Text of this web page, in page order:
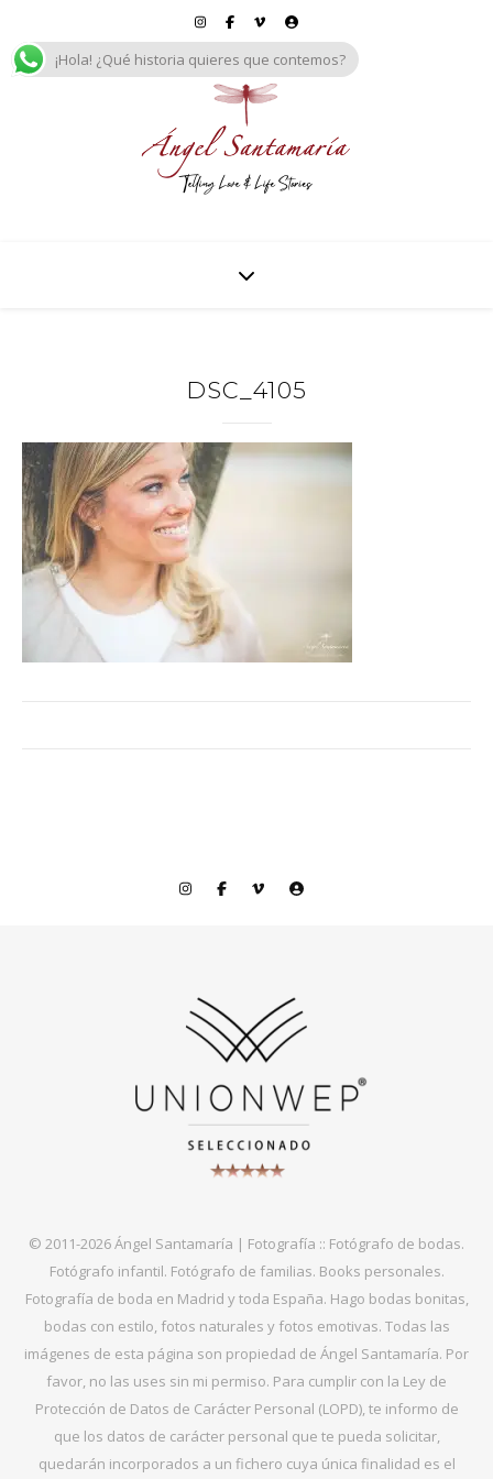
DSC_4105
© 2011-2026 Ángel Santamaría | Fotografía :: Fotógrafo de bodas.
Fotógrafo infantil. Fotógrafo de familias. Books personales.
Fotografía de boda en Madrid y toda España. Hago bodas bonitas,
bodas con estilo, fotos naturales y fotos emotivas. Todas las
imágenes de esta página son propiedad de Ángel Santamaría. Por
favor, no las uses sin mi permiso. Para cumplir con la Ley de
Protección de Datos de Carácter Personal (LOPD), te informo de
que los datos de carácter personal que te pueda solicitar,
quedarán incorporados a un fichero cuya única finalidad es el
¡Hola! ¿Qué historia quieres que contemos?